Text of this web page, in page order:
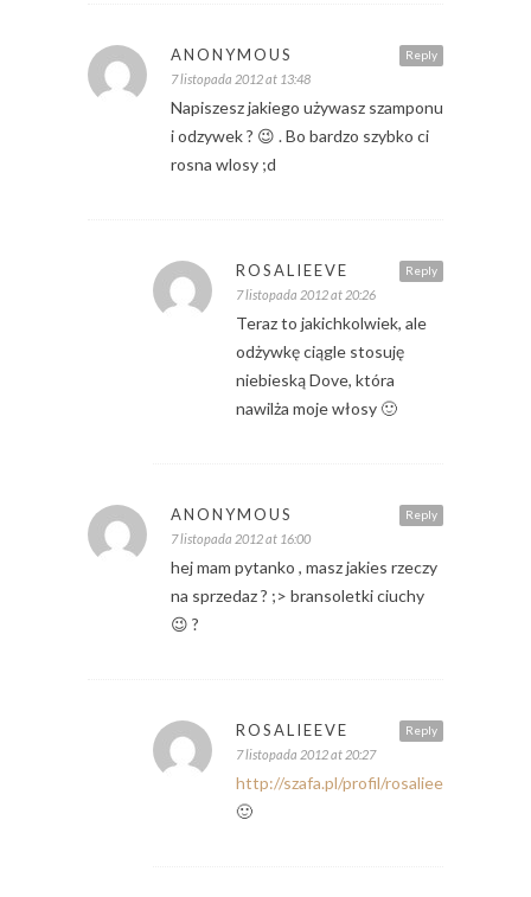
Reply
ANONYMOUS
7 listopada 2012 at 13:48
Napiszesz jakiego używasz szamponu
i odzywek ? 😉 . Bo bardzo szybko ci
rosna wlosy ;d
Reply
ROSALIEEVE
7 listopada 2012 at 20:26
Teraz to jakichkolwiek, ale
odżywkę ciągle stosuję
niebieską Dove, która
nawilża moje włosy 🙂
Reply
ANONYMOUS
7 listopada 2012 at 16:00
hej mam pytanko , masz jakies rzeczy
na sprzedaz ? ;> bransoletki ciuchy
😉 ?
Reply
ROSALIEEVE
7 listopada 2012 at 20:27
http://szafa.pl/profil/rosalieeve/
🙂